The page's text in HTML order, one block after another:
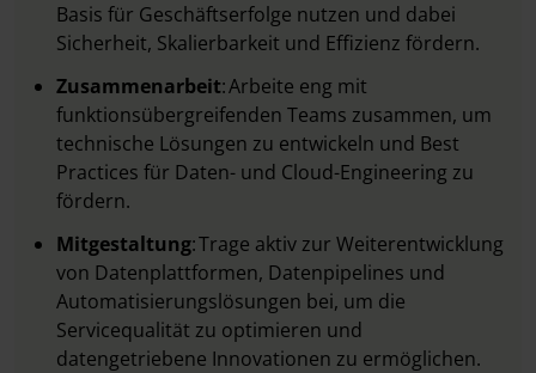
Basis für Geschäftserfolge nutzen und dabei
Sicherheit, Skalierbarkeit und Effizienz fördern.
Zusammenarbeit: Arbeite eng mit
funktionsübergreifenden Teams zusammen, um
technische Lösungen zu entwickeln und Best
Practices für Daten- und Cloud-Engineering zu
fördern.
Mitgestaltung: Trage aktiv zur Weiterentwicklung
von Datenplattformen, Datenpipelines und
Automatisierungslösungen bei, um die
Servicequalität zu optimieren und
datengetriebene Innovationen zu ermöglichen.